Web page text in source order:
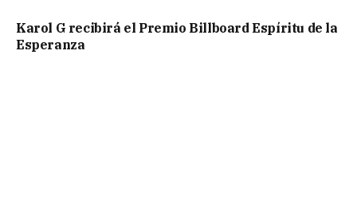
Karol G recibirá el Premio Billboard Espíritu de la
Esperanza